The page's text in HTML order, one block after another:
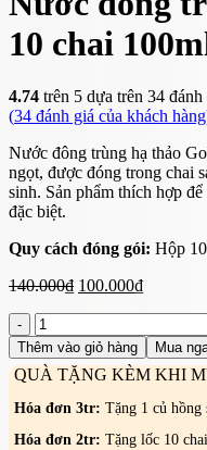
10 chai
4.74 trên 5 dựa trên 34 đánh
(34 đánh giá của khách
Nước đông trùng hạ thảo
ngọt, được đóng trong chai
sinh. Sản phẩm thích hợp
đặc biệt.
Quy cách đóng gói: Hộp
140.000₫ Giá
140.000₫.
100.000₫Giá
là:
Nước
đông
trùng
hạ
thảo
hộp
10
Thêm vào giỏ hàng Mua
QUÀ TẶNG KÈM KHI
Hóa đơn 3tr: Tặng 1 củ hồng
Hóa đơn 2tr: Tặng lốc 10